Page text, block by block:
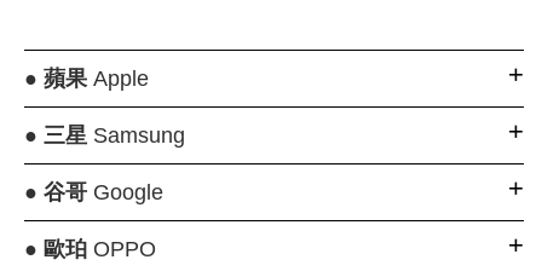
● 蘋果Apple
● 三星Samsung
● 谷哥Google
● 歐珀OPPO